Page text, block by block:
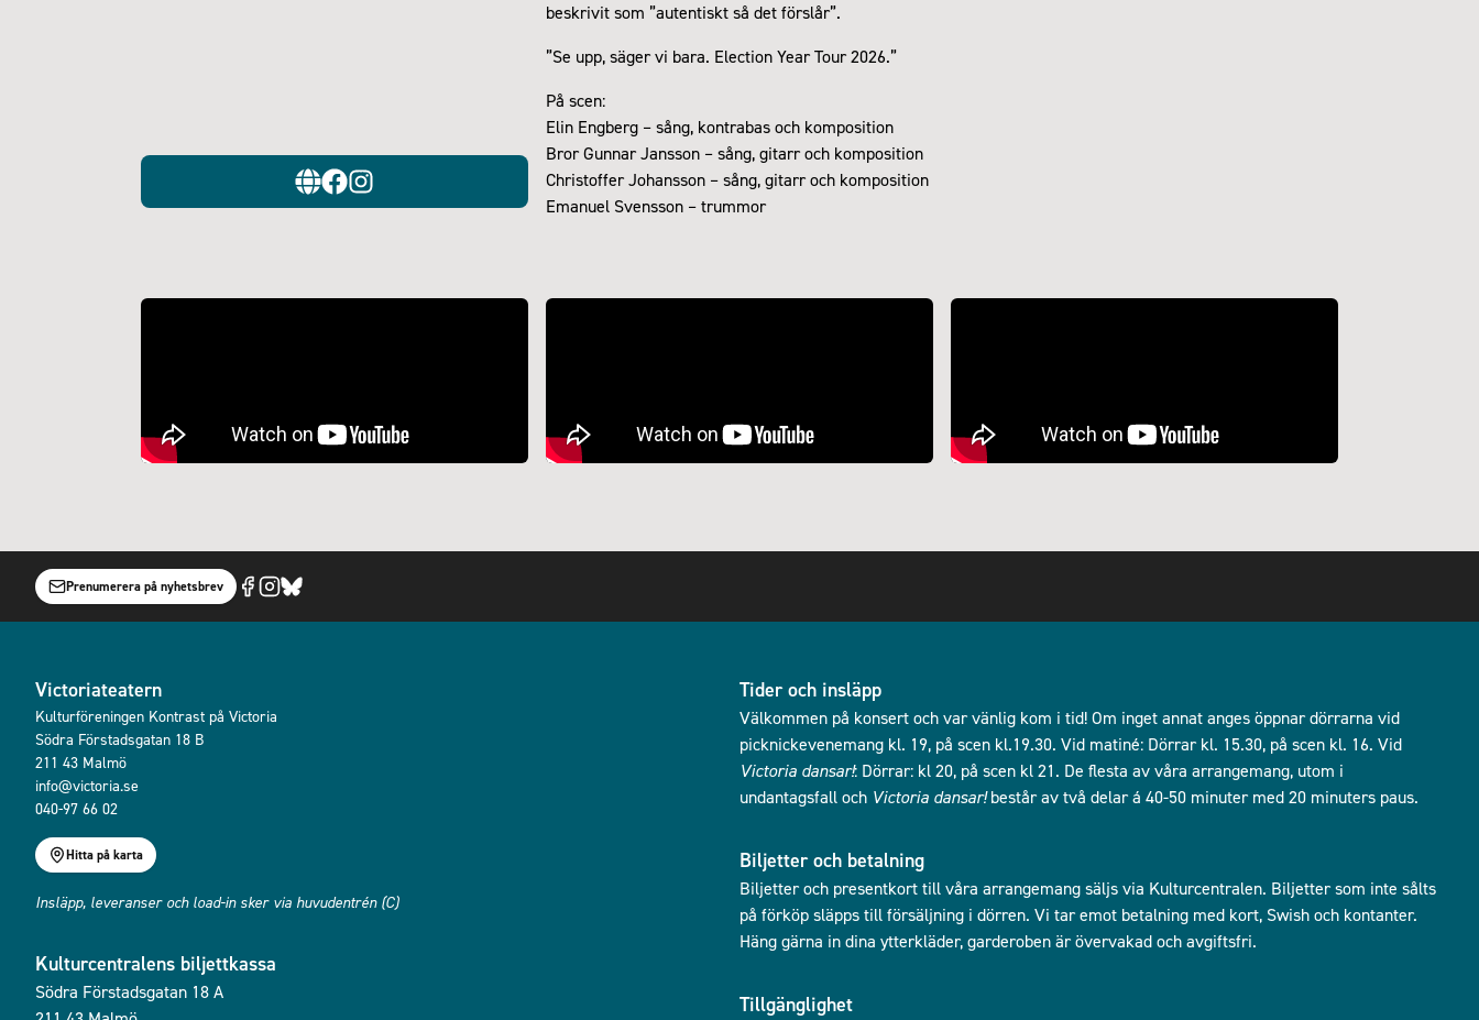
beskrivit som ”autentiskt så det förslår”.
”Se upp, säger vi bara. Election Year Tour 2026.”
På scen:
Elin Engberg – sång, kontrabas och komposition
Bror Gunnar Jansson – sång, gitarr och komposition
Christoffer Johansson – sång, gitarr och komposition
Emanuel Svensson – trummor
Prenumerera på nyhetsbrev
Victoriateatern
Kulturföreningen Kontrast på Victoria
Södra Förstadsgatan 18 B
211 43 Malmö
info@victoria.se
040-97 66 02
Hitta på karta
Insläpp, leveranser och load-in sker via huvudentrén (C)
Kulturcentralens biljettkassa
Södra Förstadsgatan 18 A
Tider och insläpp
Välkommen på konsert och var vänlig kom i tid! Om inget annat anges öppnar dörrarna vid
picknickevenemang kl. 19, på scen kl.19.30. Vid matiné: Dörrar kl. 15.30, på scen kl. 16. Vid
Victoria dansar!: Dörrar: kl 20, på scen kl 21. De flesta av våra arrangemang, utom i
undantagsfall och Victoria dansar!består av två delar á 40-50 minuter med 20 minuters paus.
Biljetter och betalning
Biljetter och presentkort till våra arrangemang säljs via Kulturcentralen. Biljetter som inte sålts
på förköp släpps till försäljning i dörren. Vi tar emot betalning med kort, Swish och kontanter.
Häng gärna in dina ytterkläder, garderoben är övervakad och avgiftsfri.
Tillgänglighet